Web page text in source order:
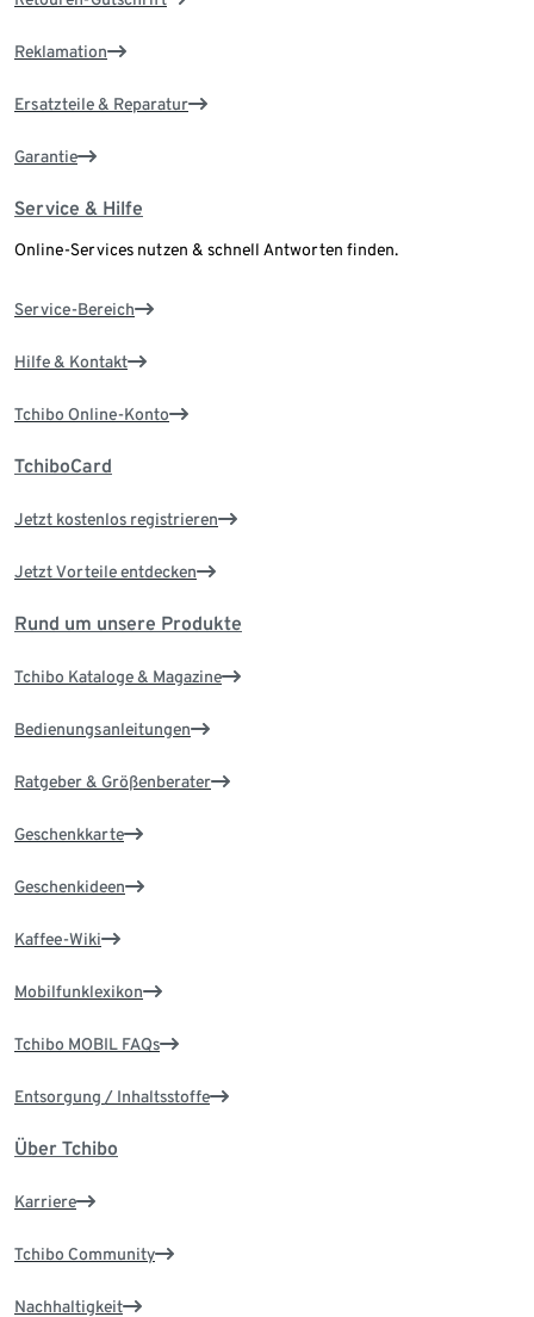
Reklamation
Ersatzteile & Reparatur
Garantie
Service & Hilfe
Online-Services nutzen & schnell Antworten finden.
Service-Bereich
Hilfe & Kontakt
Tchibo Online-Konto
TchiboCard
Jetzt kostenlos registrieren
Jetzt Vorteile entdecken
Rund um unsere Produkte
Tchibo Kataloge & Magazine
Bedienungsanleitungen
Ratgeber & Größenberater
Geschenkkarte
Geschenkideen
Kaffee-Wiki
Mobilfunklexikon
Tchibo MOBIL FAQs
Entsorgung / Inhaltsstoffe
Über Tchibo
Karriere
Tchibo Community
Nachhaltigkeit